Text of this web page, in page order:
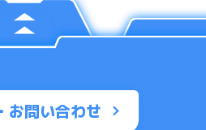
お問い合わせ